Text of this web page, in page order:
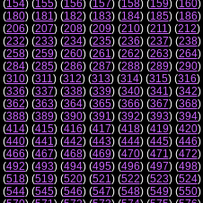
(154) (155) (156) (157) (158) (159) (160)
(180) (181) (182) (183) (184) (185) (186)
(206) (207) (208) (209) (210) (211) (212)
(232) (233) (234) (235) (236) (237) (238)
(258) (259) (260) (261) (262) (263) (264)
(284) (285) (286) (287) (288) (289) (290)
(310) (311) (312) (313) (314) (315) (316)
(336) (337) (338) (339) (340) (341) (342)
(362) (363) (364) (365) (366) (367) (368)
(388) (389) (390) (391) (392) (393) (394)
(414) (415) (416) (417) (418) (419) (420)
(440) (441) (442) (443) (444) (445) (446)
(466) (467) (468) (469) (470) (471) (472)
(492) (493) (494) (495) (496) (497) (498)
(518) (519) (520) (521) (522) (523) (524)
(544) (545) (546) (547) (548) (549) (550)